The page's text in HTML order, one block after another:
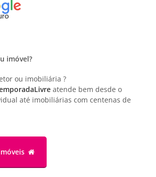
imóvel?
ou imobiliária ?
atende bem desde o
até imobiliárias com centenas de